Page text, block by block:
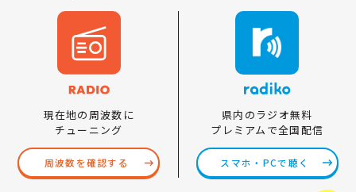
現在地の周波数に
チューニング
周波数を確認する
県内のラジオ無料
プレミアムで全国配信
スマホ・PCで聴く